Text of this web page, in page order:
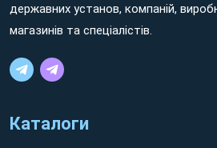
державних установ, компаній,
магазинів та спеціалістів.
Каталоги